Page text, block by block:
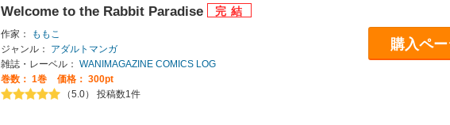
Welcome to the Rabbit Paradise
作家：
ももこ
ジャンル：
アダルトマンガ
雑誌・レーベル： WANIMAGAZINE COMICS LOG
巻数： 1巻
価格： 300pt
（5.0） 投稿数1件
購入ペ